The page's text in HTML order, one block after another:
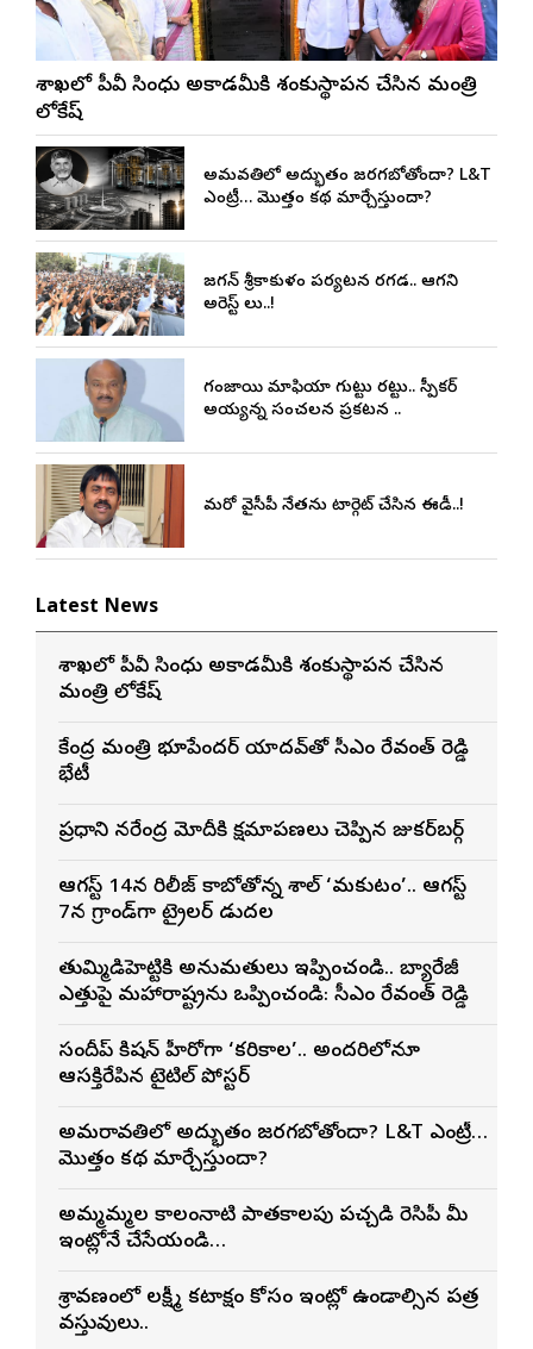
విశాఖలో పీవీ సింధు అకాడమీకి శంకుస్థాపన చేసిన మంత్రి
లోకేష్
అమరావతిలో అద్భుతం జరగబోతోందా? L&T
ఎంట్రీ… మొత్తం కథ మార్చేస్తుందా?
జగన్ శ్రీకాకుళం పర్యటన రగడ.. ఆగని
అరెస్ట్ లు..!
గంజాయి మాఫియా గుట్టు రట్టు.. స్పీకర్
అయ్యన్న సంచలన ప్రకటన ..
మరో వైసీపీ నేతను టార్గెట్ చేసిన ఈడీ..!
Latest News
విశాఖలో పీవీ సింధు అకాడమీకి శంకుస్థాపన చేసిన
మంత్రి లోకేష్
కేంద్ర మంత్రి భూపేందర్ యాదవ్‌తో సీఎం రేవంత్ రెడ్డి
భేటీ
ప్రధాని నరేంద్ర మోదీకి క్షమాపణలు చెప్పిన జుకర్‌బర్గ్
ఆగస్ట్ 14న రిలీజ్ కాబోతోన్న విశాల్ ‘మకుటం’.. ఆగస్ట్
7న గ్రాండ్‌గా ట్రైలర్ విడుదల
తుమ్మిడిహెట్టికి అనుమ‌తులు ఇప్పించండి.. బ్యారేజీ
ఎత్తుపై మ‌హారాష్ట్రను ఒప్పించండి: సీఎం రేవంత్ రెడ్డి
సందీప్ కిషన్ హీరోగా ‘కరికాల’.. అందరిలోనూ
ఆసక్తిరేపిన టైటిల్ పోస్టర్
అమరావతిలో అద్భుతం జరగబోతోందా? L&T ఎంట్రీ…
మొత్తం కథ మార్చేస్తుందా?
అమ్మమ్మల కాలంనాటి పాతకాలపు పచ్చడి రెసిపీ మీ
ఇంట్లోనే చేసేయండి…
శ్రావణంలో లక్ష్మీ కటాక్షం కోసం ఇంట్లో ఉండాల్సిన పవిత్ర
వస్తువులు..